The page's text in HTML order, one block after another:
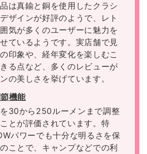
は真鍮と銅を使用したクラシ
ザインが好評のようで、レト
気が多くのユーザーに魅力を
ているようです。実店舗で見
印象や、経年変化を楽しむこ
る点など、多くのレビューが
の美しさを挙げています。
機能
30から250ルーメンまで調整
とが評価されています。特
パワーでも十分な明るさを保
ことで、キャンプなどでの利